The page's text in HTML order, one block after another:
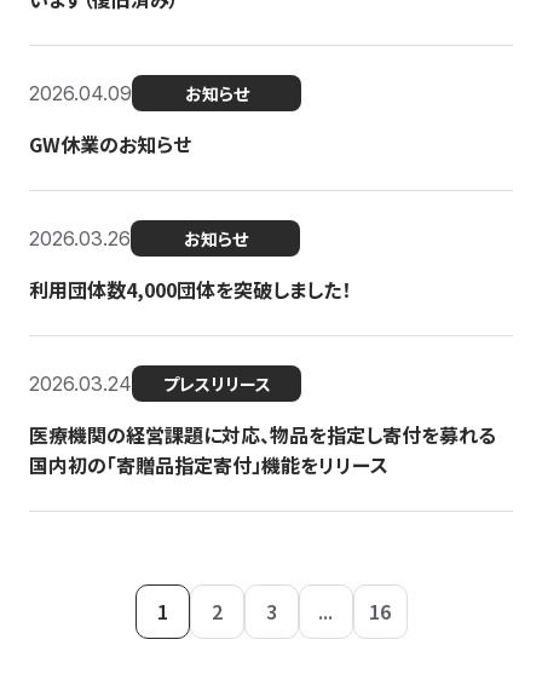
2026.04.09 お知らせ
GW休業のお知らせ
2026.03.26 お知らせ
利用団体数4,000団体を突破しました！
2026.03.24 プレスリリース
医療機関の経営課題に対応、物品を指定し寄付を募れる
国内初の「寄贈品指定寄付」機能をリリース
1 2 3 ... 16